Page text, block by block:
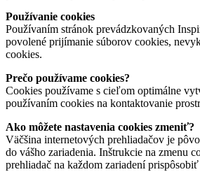
Používanie cookies
Používaním stránok prevádzkovaných
povolené prijímanie súborov cookies,
cookies.
Prečo používame cookies?
Cookies používame s cieľom optimálne
používaním cookies na kontaktovanie
Ako môžete nastavenia cookies zmeniť?
Väčšina internetových prehliadačov je
do vášho zariadenia. Inštrukcie na zmenu
prehliadač na každom zariadení